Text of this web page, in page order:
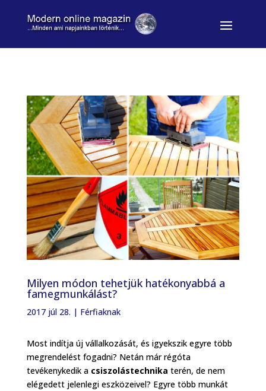
Milyen módon tehetjük hatékonyabbá a
famegmunkálást?
2017 júl 28. | Férfiaknak
Most indítja új vállalkozását, és igyekszik egyre több
megrendelést fogadni? Netán már régóta
tevékenykedik a csiszolástechnika terén, de nem
elégedett jelenlegi eszközeivel? Egyre több munkát